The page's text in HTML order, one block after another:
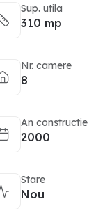
Sup. utila
310 mp
Nr. camere
8
An constructie
2000
Stare
Nou